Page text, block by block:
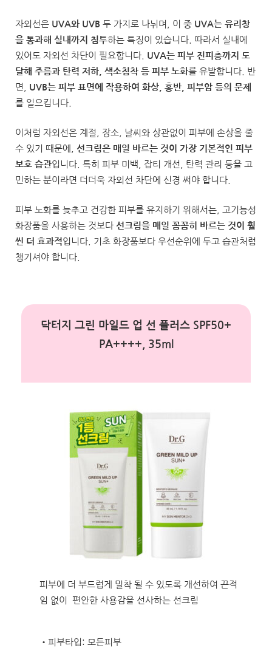
자외선은 UVA와 UVB 두 가지로 나뉘며, 이 중 UVA는 유리창
을 통과해 실내까지 침투하는 특징이 있습니다. 따라서 실내에
있어도 자외선 차단이 필요합니다. UVA는 피부 진피층까지 도
달해 주름과 탄력 저하, 색소침착 등 피부 노화를 유발합니다. 반
면, UVB는 피부 표면에 작용하여 화상, 홍반, 피부암 등의 문제
를 일으킵니다.
이처럼 자외선은 계절, 장소, 날씨와 상관없이 피부에 손상을 줄
수 있기 때문에, 선크림은 매일 바르는 것이 가장 기본적인 피부
보호 습관입니다. 특히 피부 미백, 잡티 개선, 탄력 관리 등을 고
민하는 분이라면 더더욱 자외선 차단에 신경 써야 합니다.
피부 노화를 늦추고 건강한 피부를 유지하기 위해서는, 고기능성
화장품을 사용하는 것보다 선크림을 매일 꼼꼼히 바르는 것이 훨
씬 더 효과적입니다. 기초 화장품보다 우선순위에 두고 습관처럼
챙기셔야 합니다.
닥터지 그린 마일드 업 선 플러스 SPF50+
PA++++, 35ml
피부에 더 부드럽게 밀착 될 수 있도록 개선하여 끈적
임 없이 편안한 사용감을 선사하는 선크림
•피부타입: 모든피부